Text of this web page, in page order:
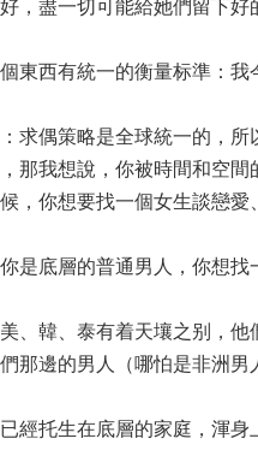
，盡一切可能給她們留下好
東西有統一的衡量标準：
求偶策略是全球統一的，
那我想說，你被時間和空
，你想要找一個女生談戀
是底層的普通男人，你想
、韓、泰有着天壤之别，
那邊的男人（哪怕是非洲
經托生在底層的家庭，渾